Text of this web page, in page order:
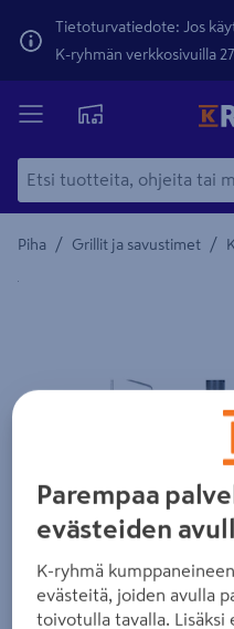
Tietoturvatiedote: Jos
K-ryhmän verkkosivuilla
Piha / Grillit ja savustimet /
Yksityiskohtainen kuvaus
Parempaa
evästeiden
K-ryhmä
evästeitä, joiden avulla
toivotulla tavalla. Lisäksi